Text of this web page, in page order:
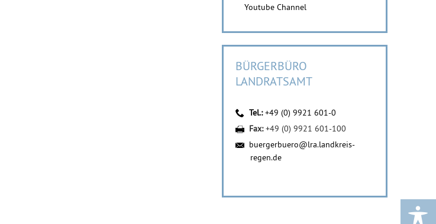
Youtube Channel
BÜRGERBÜRO
LANDRATSAMT
Tel.:+49 (0) 9921 601-0
Fax:+49 (0) 9921 601-100
buergerbuero@lra.landkreis-
regen.de